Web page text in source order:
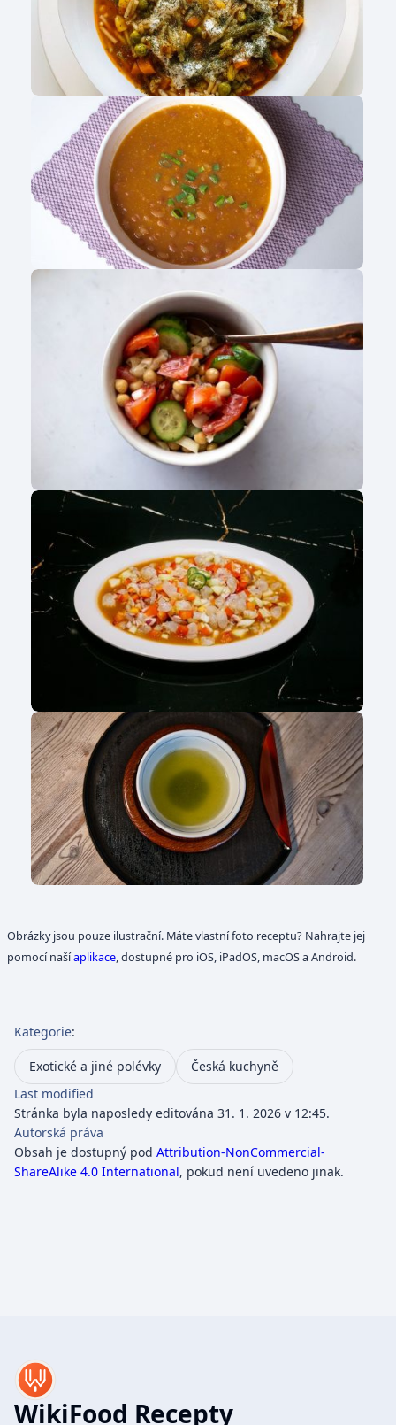
Obrázky jsou pouze ilustrační. Máte vlastní foto receptu? Nahrajte jej
pomocí našíaplikace, dostupné pro iOS, iPadOS, macOS a Android.
Kategorie:
Exotické a jiné polévky
Česká kuchyně
Last modified
Stránka byla naposledy editována 31. 1. 2026 v 12:45.
Autorská práva
Obsah je dostupný pod Attribution-NonCommercial-
ShareAlike 4.0 International, pokud není uvedeno jinak.
WikiFood Recepty